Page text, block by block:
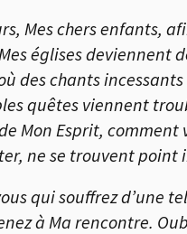
Mes chers enfants,
églises deviennent
des chants
quêtes viennent
Mon Esprit, comment
ne se trouvent point
qui souffrez d’une
à Ma rencontre.